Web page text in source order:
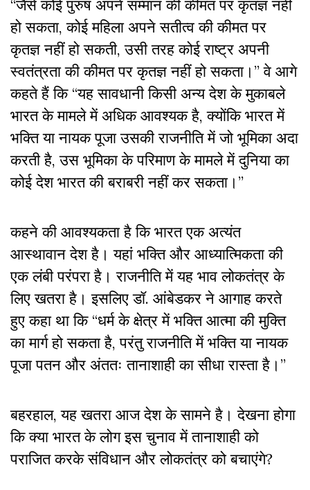
“जैसे कोई पुरुष अपने सम्मान की कीमत पर कृतज्ञ नहीं
हो सकता, कोई महिला अपने सतीत्व की कीमत पर
कृतज्ञ नहीं हो सकती, उसी तरह कोई राष्ट्र अपनी
स्वतंत्रता की कीमत पर कृतज्ञ नहीं हो सकता।” वे आगे
कहते हैं कि “यह सावधानी किसी अन्य देश के मुकाबले
भारत के मामले में अधिक आवश्यक है, क्योंकि भारत में
भक्ति या नायक पूजा उसकी राजनीति में जो भूमिका अदा
करती है, उस भूमिका के परिमाण के मामले में दुनिया का
कोई देश भारत की बराबरी नहीं कर सकता।”
कहने की आवश्यकता है कि भारत एक अत्यंत
आस्थावान देश है। यहां भक्ति और आध्यात्मिकता की
एक लंबी परंपरा है। राजनीति में यह भाव लोकतंत्र के
लिए खतरा है। इसलिए डॉ. आंबेडकर ने आगाह करते
हुए कहा था कि “धर्म के क्षेत्र में भक्ति आत्मा की मुक्ति
का मार्ग हो सकता है, परंतु राजनीति में भक्ति या नायक
पूजा पतन और अंततः तानाशाही का सीधा रास्ता है।”
बहरहाल, यह खतरा आज देश के सामने है। देखना होगा
कि क्या भारत के लोग इस चुनाव में तानाशाही को
पराजित करके संविधान और लोकतंत्र को बचाएंगे?